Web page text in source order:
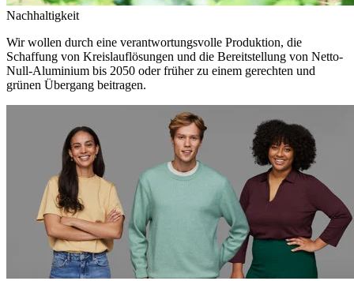
Nachhaltigkeit
Wir wollen durch eine verantwortungsvolle Produktion, die
Schaffung von Kreislauflösungen und die Bereitstellung von Netto-
Null-Aluminium bis 2050 oder früher zu einem gerechten und
grünen Übergang beitragen.